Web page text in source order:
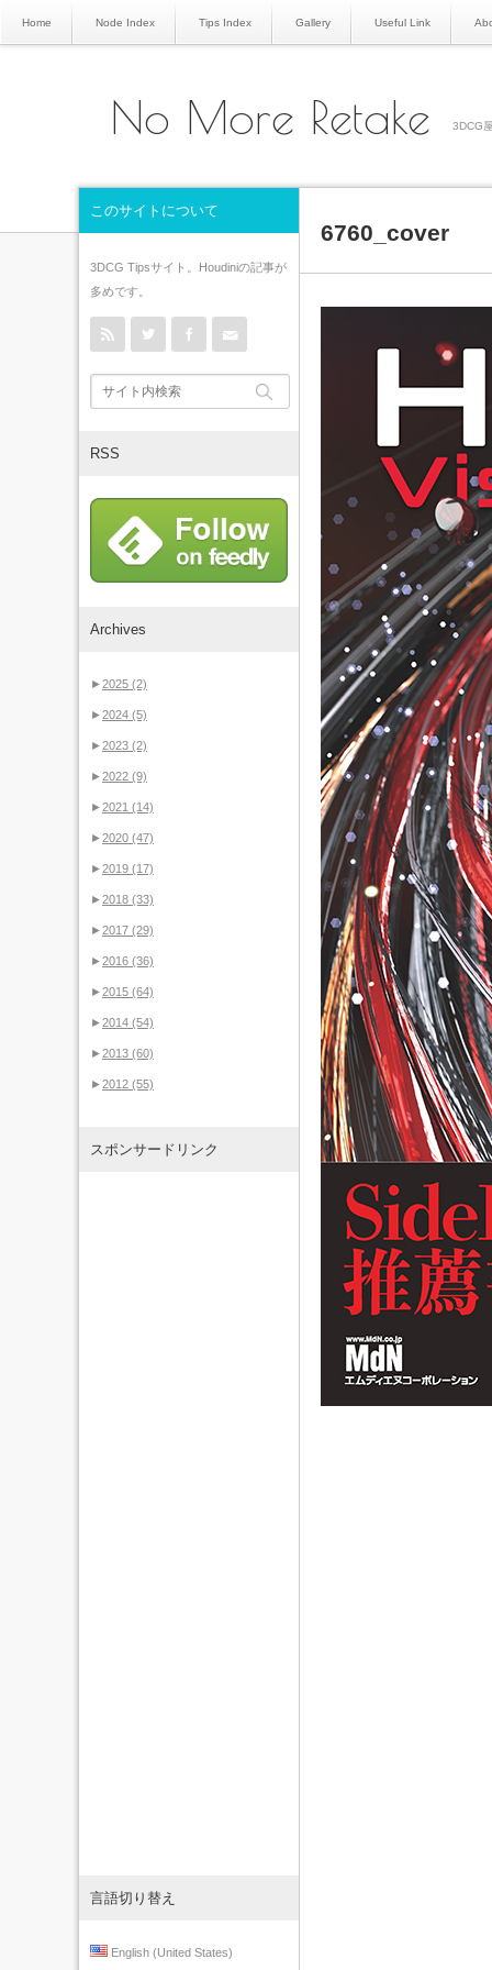
Home Node Index Tips Index Gallery Useful Link
No More Retake 3DCG
6760_cover
このサイトについて
3DCG Tipsサイト。Houdiniの記事が
多めです。
rss Twitter Facebook
RSS
Archives
►2025 (2)
►2024 (5)
►2023 (2)
►2022 (9)
►2021 (14)
►2020 (47)
►2019 (17)
►2018 (33)
►2017 (29)
►2016 (36)
►2015 (64)
►2014 (54)
►2013 (60)
►2012 (55)
スポンサードリンク
言語切り替え
English (United States)